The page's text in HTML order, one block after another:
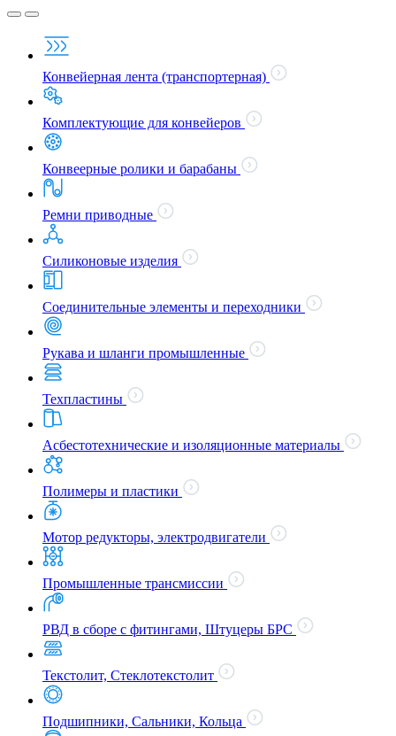
Конвейерная лента (транспортерная)
Комплектующие для конвейеров
Конвеерные ролики и барабаны
Ремни приводные
Силиконовые изделия
Соединительные элементы и переходники
Рукава и шланги промышленные
Техпластины
Асбестотехнические и изоляционные материалы
Полимеры и пластики
Мотор редукторы, электродвигатели
Промышленные трансмиссии
РВД в сборе с фитингами, Штуцеры БРС
Текстолит, Стеклотекстолит
Подшипники, Сальники, Кольца